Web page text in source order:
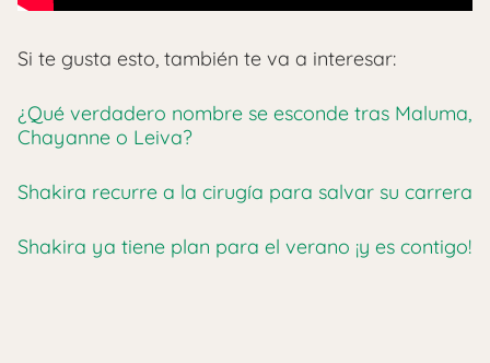
Si te gusta esto, también te va a interesar:
¿Qué verdadero nombre se esconde tras Maluma,
Chayanne o Leiva?
Shakira recurre a la cirugía para salvar su carrera
Shakira ya tiene plan para el verano ¡y es contigo!